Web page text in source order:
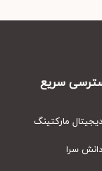
سریع
مارکتینگ
سرا